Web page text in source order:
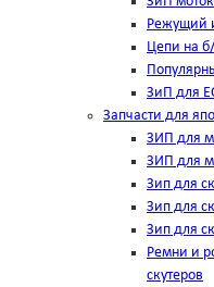
Режущий
Цепи на
ЗиП для
Запчасти для
ЗИП для
ЗИП для
Зип для
Зип для
Зип для
Ремни и
скутеров